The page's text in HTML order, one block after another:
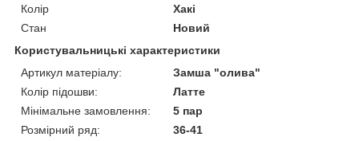
Колір
Хакі
Стан
Новий
Користувальницькі характеристики
Артикул матеріалу:
Замша "олива"
Колір підошви:
Латте
Мінімальне замовлення:
5 пар
Розмірний ряд:
36-41